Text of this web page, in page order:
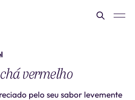
vermelho
pelo seu sabor levemente